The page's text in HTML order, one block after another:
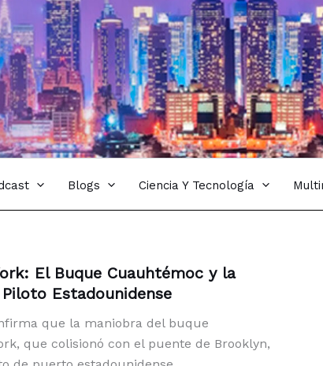
Blogs Ciencia Y Tecnología
El Buque Cuauhtémoc y la
Estadounidense
que la maniobra del buque
que colisionó con el puente de Brooklyn,